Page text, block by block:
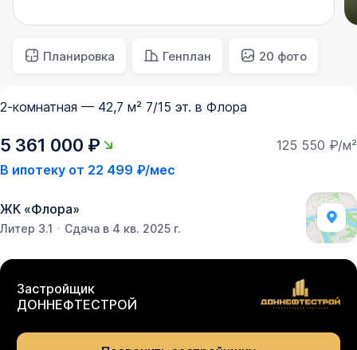
Планировка Генплан 20 фото
2-комнатная — 42,7 м² 7/15 эт. в Флора
5 361 000 ₽
125 550 ₽/м²
В ипотеку от 22 499 ₽/мес
ЖК «Флора»
Литер 3.1 Сдача в 4 кв. 2025 г.
Застройщик
ДОННЕФТЕСТРОЙ